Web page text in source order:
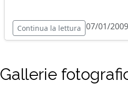
Continua la lettura 07/01/2009
Gallerie